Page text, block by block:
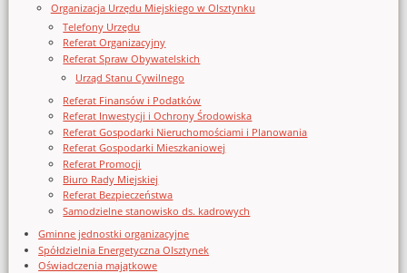
Organizacja Urzędu Miejskiego w Olsztynku
Telefony Urzędu
Referat Organizacyjny
Referat Spraw Obywatelskich
Urząd Stanu Cywilnego
Referat Finansów i Podatków
Referat Inwestycji i Ochrony Środowiska
Referat Gospodarki Nieruchomościami i Planowania
Referat Gospodarki Mieszkaniowej
Referat Promocji
Biuro Rady Miejskiej
Referat Bezpieczeństwa
Samodzielne stanowisko ds. kadrowych
Gminne jednostki organizacyjne
Spółdzielnia Energetyczna Olsztynek
Oświadczenia majątkowe